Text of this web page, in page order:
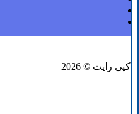
کپی رایت © 2026